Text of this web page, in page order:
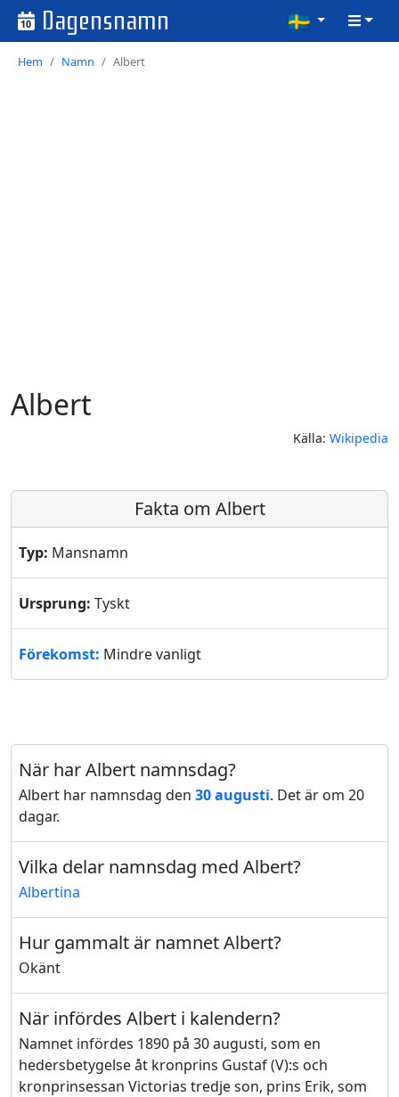
10 Dagensnamn
Hem Namn Albert
Albert
Källa: Wikipedia
Fakta om Albert
Typ: Mansnamn
Ursprung: Tyskt
Förekomst: Mindre vanligt
När har Albert namnsdag?
Albert har namnsdag den 30 augusti. Det är om 20
dagar.
Vilka delar namnsdag med Albert?
Albertina
Hur gammalt är namnet Albert?
Okänt
När infördes Albert i kalendern?
Namnet infördes 1890 på 30 augusti, som en
hedersbetygelse åt kronprins Gustaf (V):s och
kronprinsessan Victorias tredje son, prins Erik, som